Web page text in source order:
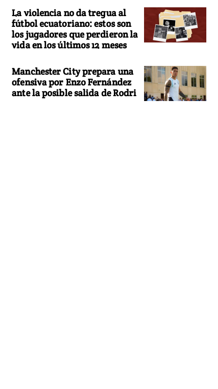
La violencia no da tregua al
fútbol ecuatoriano: estos son
los jugadores que perdieron la
vida en los últimos 12 meses
Manchester City prepara una
ofensiva por Enzo Fernández
ante la posible salida de Rodri